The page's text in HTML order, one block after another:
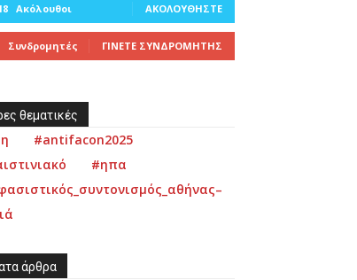
Ακόλουθοι ΑΚΟΛΟΥΘΉΣΤΕ
Συνδρομητές ΓΊΝΕΤΕ ΣΥΝΔΡΟΜΗΤΉΣ
θεματικές
#antifacon2025
#ηπα
άρθρα